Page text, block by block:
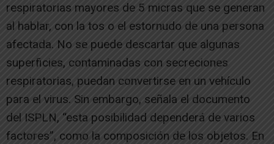
respiratorias mayores de 5 micras que se generan
al hablar, con la tos o el estornudo de una persona
afectada. No se puede descartar que algunas
superficies, contaminadas con secreciones
respiratorias, puedan convertirse en un vehículo
para el virus. Sin embargo, señala el documento
del ISPLN, “esta posibilidad dependerá de varios
factores”, como la composición de los objetos. En